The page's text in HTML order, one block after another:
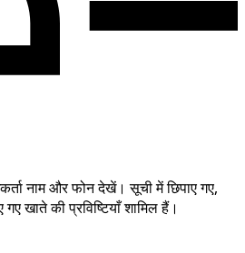
नाम और फोन देखें। सूची में छिपाए गए,
खाते की प्रविष्टियाँ शामिल हैं।